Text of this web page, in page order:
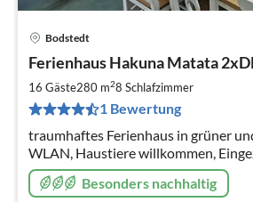
Bodstedt
Ferienhaus Hakuna Matata
16 Gäste280 m28 Schlafzimmer
1 Bewertung
traumhaftes Ferienhaus in grüner
WLAN, Haustiere willkommen,
Nichtraucher, 8 Schlafzimmer, 4 Bäder
Besonders nachhaltig